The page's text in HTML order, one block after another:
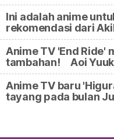
Ini adalah anime
rekomendasi dari
Anime TV 'End Ride'
tambahan! Aoi
Anime TV baru
tayang pada bulan